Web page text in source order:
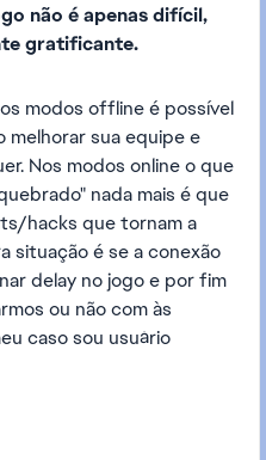
não é apenas difícil,
gratificante.
modos offline é possível
melhorar sua equipe e
Nos modos online o que
nada mais é que
hacks que tornam a
situação é se a conexão
delay no jogo e por fim
ou não com às
caso sou usuário